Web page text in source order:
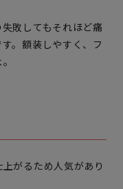
敗してもそれほど痛
。額装しやすく、フ
がるため人気があり